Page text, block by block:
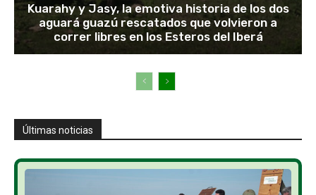
Kuarahy y Jasy, la emotiva historia de los dos
aguará guazú rescatados que volvieron a
correr libres en los Esteros del Iberá
Últimas noticias